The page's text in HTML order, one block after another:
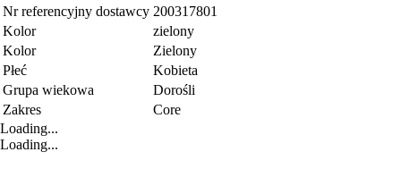
Nr referencyjny dostawcy 200317801
Kolor
zielony
Kolor
Zielony
Płeć
Kobieta
Grupa wiekowa
Dorośli
Zakres
Core
Loading...
Loading...